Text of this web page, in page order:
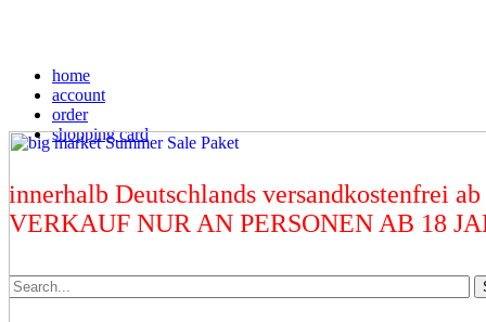
home
account
order
shopping card
innerhalb Deutschlands versandkostenfrei
VERKAUF NUR AN PERSONEN AB 18